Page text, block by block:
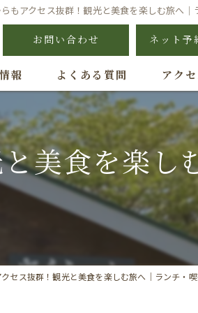
らもアクセス抜群！観光と美食を楽しむ旅へ
お問い合わせ ネット予
報 よくある質問 アク
美食を楽し
クセス抜群！観光と美食を楽しむ旅へ｜ランチ・